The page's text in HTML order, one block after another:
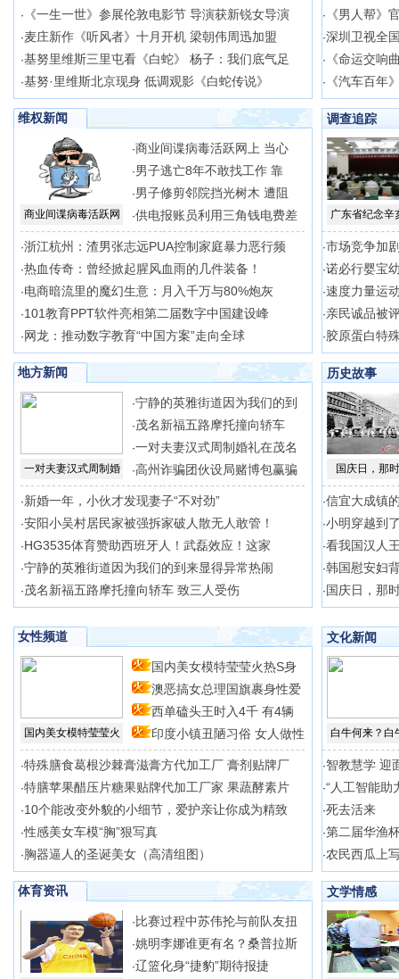
· 《一生一世》参展伦敦电影节 导演获新锐女导演
·麦庄新作《听风者》十月开机 梁朝伟周迅加盟
·基努里维斯三里屯看《白蛇》 杨子：我们底气足
·基努·里维斯北京现身 低调观影《白蛇传说》
· 《男人帮》
·深圳卫视全
· 《命运交响
· 《汽车百年
维权新闻
商业间谍病毒活跃网
·商业间谍病毒活跃网上 当心
·男子逃亡8年不敢找工作 靠
·男子修剪邻院挡光树木 遭阻
·供电报账员利用三角钱电费差
·浙江杭州：渣男张志远PUA控制家庭暴力恶行频
·热血传奇：曾经掀起腥风血雨的几件装备！
·电商暗流里的魔幻生意：月入千万与80%炮灰
·101教育PPT软件亮相第二届数字中国建设峰
·网龙：推动数字教育“中国方案”走向全球
调查追踪
广东省纪念辛
·市场竞争加
·诺必行婴宝
·速度力量运
·亲民诚品被
· 胶原蛋白特
地方新闻
一对夫妻汉式周制婚
·宁静的英雅街道因为我们的到
·茂名新福五路摩托撞向轿车
·一对夫妻汉式周制婚礼在茂名
·高州诈骗团伙设局赌博包赢骗
·新婚一年，小伙才发现妻子“不对劲”
·安阳小吴村居民家被强拆家破人散无人敢管！
·HG3535体育赞助西班牙人！武磊效应！这家
·宁静的英雅街道因为我们的到来显得异常热闹
·茂名新福五路摩托撞向轿车 致三人受伤
历史故事
国庆日，那
·信宜大成镇
·小明穿越到
·看我国汉人
·韩国慰安妇
· 国庆日，那
女性频道
国内美女模特莹莹火
国内美女模特莹莹火热S身
型 澳恶搞女总理国旗裹身性爱
场 西单磕头王时入4千 有4辆
印度小镇丑陋习俗 女人做性
·特殊膳食葛根沙棘膏滋膏方代加工厂 膏剂贴牌厂
·特膳苹果醋压片糖果贴牌代加工厂家 果蔬酵素片
·10个能改变外貌的小细节，爱护亲让你成为精致
·性感美女车模“胸”狠写真
· 胸器逼人的圣诞美女（高清组图）
文化新闻
白牛何来？白
·智教慧学
·“人工智能助
·死去活来
·第二届华渔
·农民西瓜上
体育资讯
· 比赛过程中苏伟抡与前队友扭
·姚明李娜谁更有名？桑普拉斯
·辽篮化身“捷豹”期待报捷
文学情感